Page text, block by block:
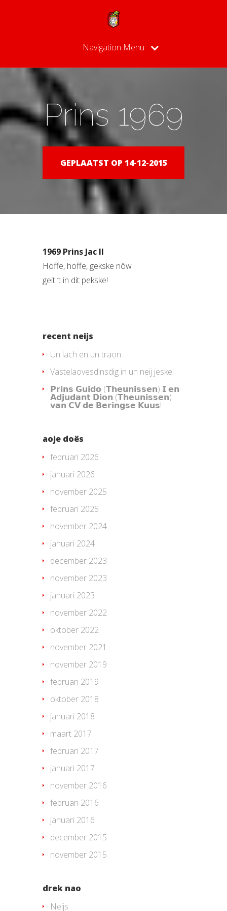
Navigation Menu
Prins 1969
GEPLAATST OP 14-12-2015
1969 Prins Jac II
Höffe, höffe, gekske nôw
geit ’t in dit pekske!
recent neijs
Un lach en un traon
Vastelaovesdinsdig in un neij jeske!
𝗣𝗿𝗶𝗻𝘀 𝗚𝘂𝗶𝗱𝗼 (𝗧𝗵𝗲𝘂𝗻𝗶𝘀𝘀𝗲𝗻) 𝗜 𝗲𝗻
𝗔𝗱𝗷𝘂𝗱𝗮𝗻𝘁 𝗗𝗶𝗼𝗻 (𝗧𝗵𝗲𝘂𝗻𝗶𝘀𝘀𝗲𝗻)
𝘃𝗮𝗻 𝗖𝗩 𝗱𝗲 𝗕𝗲𝗿𝗶𝗻𝗴𝘀𝗲 𝗞𝘂𝘂𝘀!
aoje doës
februari 2026
januari 2026
november 2025
februari 2025
november 2024
januari 2024
december 2023
november 2023
januari 2023
november 2022
oktober 2022
november 2021
november 2019
februari 2019
oktober 2018
januari 2018
maart 2017
februari 2017
januari 2017
november 2016
februari 2016
januari 2016
december 2015
november 2015
drek nao
Neijs